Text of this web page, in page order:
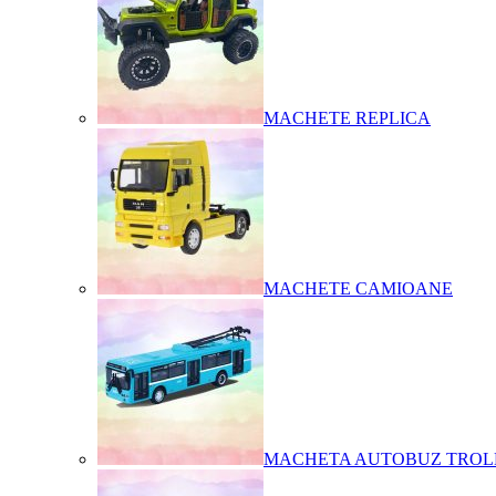
MACHETE REPLICA
MACHETE CAMIOANE
MACHETA AUTOBUZ